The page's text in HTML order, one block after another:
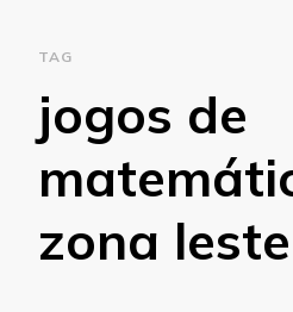
TAG
jogos de
zona leste